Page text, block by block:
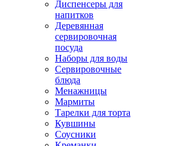
Диспенсеры для
напитков
Деревянная
сервировочная
посуда
Наборы для воды
Сервировочные
блюда
Менажницы
Мармиты
Тарелки для торта
Кувшины
Соусники